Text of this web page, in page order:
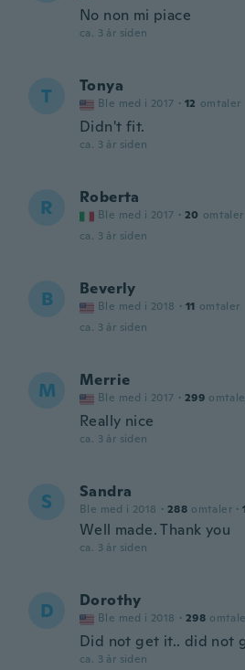
No non mi piace
ca. 3 år siden
T Tonya
Ble med i 2017 · 12 omtaler
Didn't fit.
ca. 3 år siden
R Roberta
Ble med i 2017 · 20 omtaler
ca. 3 år siden
B Beverly
Ble med i 2018 · 11 omtaler
ca. 3 år siden
M Merrie
Ble med i 2017 · 299
Really nice
ca. 3 år siden
S Sandra
Ble med i 2018 · 288 omtaler ·
Well made. Thank you
ca. 3 år siden
D Dorothy
Ble med i 2018 · 298
Did not get it.. did not
ca. 3 år siden